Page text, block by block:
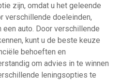
zijn, omdat u het geleende
verschillende doeleinden,
een auto. Door verschillende
kunt u de beste keuze
behoeften en
om advies in te winnen
leningsopties te